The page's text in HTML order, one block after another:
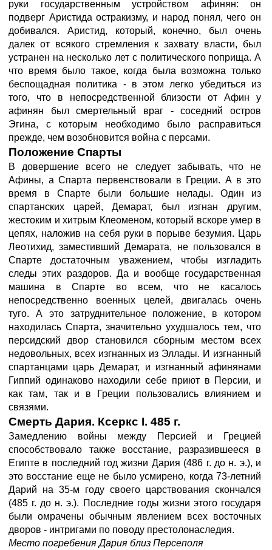
руки государственным устройством афинян: он
подверг Аристида остракизму, и народ понял, чего он
добивался. Аристид, который, конечно, был очень
далек от всякого стремления к захвату власти, был
устранен на несколько лет с политического поприща. А
что время было такое, когда была возможна только
беспощадная политика - в этом легко убедиться из
того, что в непосредственной близости от Афин у
афинян был смертельный враг - соседний остров
Эгина, с которым необходимо было расправиться
прежде, чем возобновится война с персами.
Положение Спарты
В довершение всего не следует забывать, что не
Афины, а Спарта первенствовали в Греции. А в это
время в Спарте были большие нелады. Один из
спартанских царей, Демарат, был изгнан другим,
жестоким и хитрым Клеоменом, который вскоре умер в
цепях, наложив на себя руки в порыве безумия. Царь
Леотихид, заместивший Демарата, не пользовался в
Спарте достаточным уважением, чтобы изгладить
следы этих раздоров. Да и вообще государственная
машина в Спарте во всем, что не касалось
непосредственно военных целей, двигалась очень
туго. А это затруднительное положение, в котором
находилась Спарта, значительно ухудшалось тем, что
персидский двор становился сборным местом всех
недовольных, всех изгнанных из Эллады. И изгнанный
спартанцами царь Демарат, и изгнанный афинянами
Гиппий одинаково находили себе приют в Персии, и
как там, так и в Греции пользовались влиянием и
связями.
Смерть Дария. Ксеркс I. 485 г.
Замедлению войны между Персией и Грецией
способствовало также восстание, разразившееся в
Египте в последний год жизни Дария (486 г. до н. э.), и
это восстание еще не было усмирено, когда 73-летний
Дарий на 35-м году своего царствования скончался
(485 г. до н. э.). Последние годы жизни этого государя
были омрачены обычным явлением всех восточных
дворов - интригами по поводу престолонаследия.
Место погребения Дария близ Персеполя